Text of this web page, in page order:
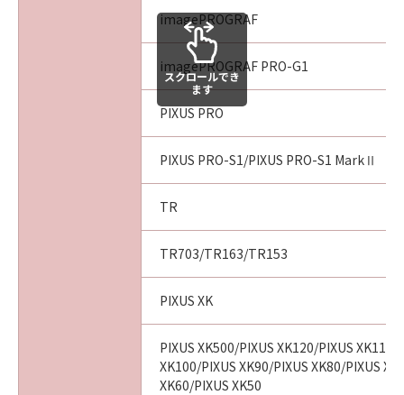
imagePROGRAF
imagePROGRAF PRO-G1
PIXUS PRO
PIXUS PRO-S1/PIXUS PRO-S1 MarkⅡ
TR
TR703/TR163/TR153
PIXUS XK
PIXUS XK500/PIXUS XK120/PIXUS XK110/
XK100/PIXUS XK90/PIXUS XK80/PIXUS
XK60/PIXUS XK50
スクロールでき
ます